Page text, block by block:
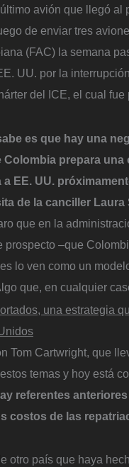
avión que llegó al
de enviar tres
(FAC) la semana
UU. por la
del ICE, el cual fue
es que hay una
Colombia prepara una
EE. UU.
de la canciller Laura
que en la
prospecto –que
lo ven como un
que, en cualquier
una estrategia
Tom Cartwright, que
temas y hoy está
referentes
costos de las
otro país que haya